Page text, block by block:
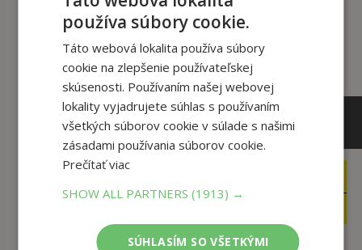
tento titul si tiež kúpili
používa súbory cookie.
Táto webová lokalita používa súbory
cookie na zlepšenie používateľskej
skúsenosti. Používaním našej webovej
lokality vyjadrujete súhlas s používaním
všetkých súborov cookie v súlade s našimi
zásadami používania súborov cookie.
Prečítať viac
SHOW ALL PARTNERS(1913) →
SÚHLASÍM SO VŠETKÝMI